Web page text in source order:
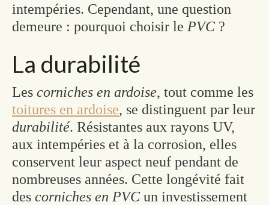
intempéries. Cependant, une question
demeure : pourquoi choisir le PVC ?
La durabilité
Les corniches en ardoise, tout comme les
toitures en ardoise, se distinguent par leur
durabilité. Résistantes aux rayons UV,
aux intempéries et à la corrosion, elles
conservent leur aspect neuf pendant de
nombreuses années. Cette longévité fait
des corniches en PVC un investissement